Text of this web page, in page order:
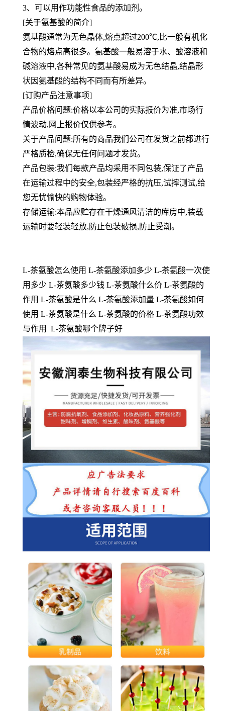
3、可以用作功能性食品的添加剂。
[关于氨基酸的简介]
氨基酸通常为无色晶体,熔点超过200℃,比一般有机化
合物的熔点高很多。氨基酸一般易溶于水、酸溶液和
碱溶液中,各种常见的氨基酸易成为无色结晶,结晶形
状因氨基酸的结构不同而有所差异。
[订购产品注意事项]
产品价格问题:价格以本公司的实际报价为准,市场行
情波动,网上报价仅供参考。
关于产品问题:所有的商品我们公司在发货之前都进行
严格质检,确保无任何问题才发货。
产品包装:我们每款产品均采用不同包装,保证了产品
在运输过程中的安全,包装经严格的抗压,试摔测试,给
您无忧愉快的购物体验。
存储运输:本品应贮存在干燥通风清洁的库房中,装载
运输时要轻装轻放,防止包装破损,防止受潮。
L-茶氨酸怎么使用 L-茶氨酸添加多少 L-茶氨酸一次使
用多少 L-茶氨酸多少钱 L-茶氨酸什么价 L-茶氨酸的
作用 L-茶氨酸是什么 L-茶氨酸添加量 L-茶氨酸如何
使用 L-茶氨酸是什么 L-茶氨酸的价格 L-茶氨酸功效
与作用 L-茶氨酸哪个牌子好